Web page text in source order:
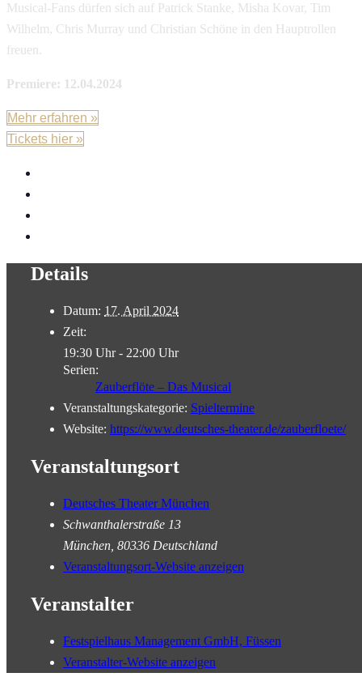
Musical-Fans dürfen sich auf Patrick Stanke, Misha Kovar, Tim
Wilhelm, Chris Murray und Christian Schöne in den Hauptrollen
freuen.
Premiere: 12.04.2024
Mehr erfahren »
Tickets hier »
Details
Datum: 17. April 2024
Zeit:
19:30 Uhr - 22:00 Uhr
Serien:
Zauberflöte – Das Musical
Veranstaltungskategorie: Spieltermine
Website: https://www.deutsches-theater.de/zauberfloete/
Veranstaltungsort
Deutsches Theater München
Schwanthalerstraße 13
München 80336 Deutschland
Veranstaltungsort-Website anzeigen
Veranstalter
Festspielhaus Management GmbH, Füssen
Veranstalter-Website anzeigen